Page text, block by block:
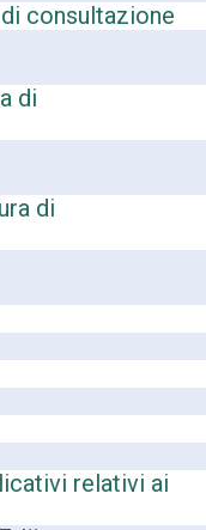
consultazione
di
di
relativi ai